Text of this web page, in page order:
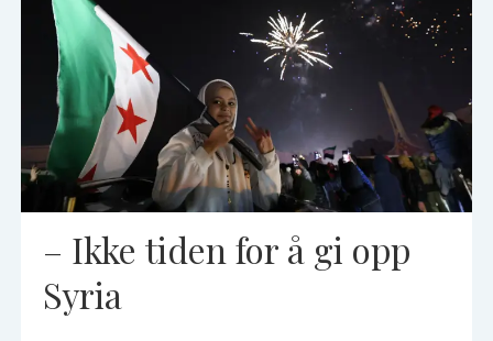
– Ikke tiden for å gi opp
Syria